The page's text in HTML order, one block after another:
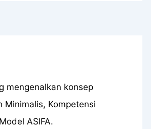
mengenalkan konsep
Minimalis, Kompetensi
ASIFA.